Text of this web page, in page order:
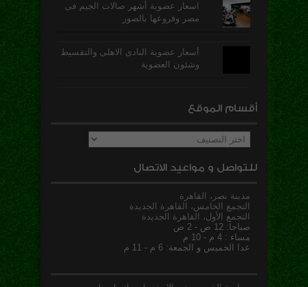
اسعار عضوية أشهر صالات الجيم فى
مصر وفروعها بالصور
أسعار عضوية النادى الاهلى والتقسيط
وشئون العضوية
أقسام الموقع
أقسام
الموقع
للتواصل و مواعيد الاتصال
مدينة نصر، القاهرة
التجمع الخامس، القاهرة الجديدة
التجمع الأول، القاهرة الجديدة
صباحا: 12 ص - 2 ص
مساء : 4 م - 10 م
عدا الخميس و الجمعة: 6 م - 11 م